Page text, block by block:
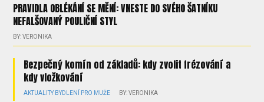
PRAVIDLA OBLÉKÁNÍ SE MĚNÍ: VNESTE DO SVÉHO ŠATNÍKU
NEFALŠOVANÝ POULIČNÍ STYL
BY: VERONIKA
Bezpečný komín od základů: kdy zvolit frézování a
kdy vložkování
AKTUALITY BYDLENÍ PRO MUŽE BY: VERONIKA